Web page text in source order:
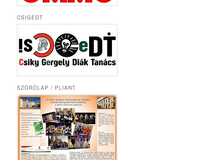
CSIGEDT
SZÓRÓLAP / PLIANT